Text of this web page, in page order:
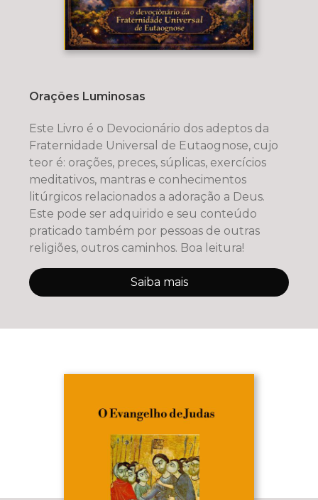
Orações Luminosas
Este Livro é o Devocionário dos adeptos da
Fraternidade Universal de Eutaognose, cujo
teor é: orações, preces, súplicas, exercícios
meditativos, mantras e conhecimentos
litúrgicos relacionados a adoração a Deus.
Este pode ser adquirido e seu conteúdo
praticado também por pessoas de outras
religiões, outros caminhos. Boa leitura!
Saiba mais